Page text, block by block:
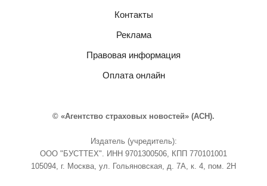
Контакты
Реклама
Правовая информация
Оплата онлайн
© «Агентство страховых новостей» (АСН).
Издатель (учредитель):
ООО "БУСТТЕХ". ИНН 9701300506, КПП 770101001
105094, г. Москва, ул. Гольяновская, д. 7А, к. 4, пом. 2Н